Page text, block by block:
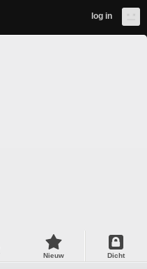
log in
Nieuw Dicht